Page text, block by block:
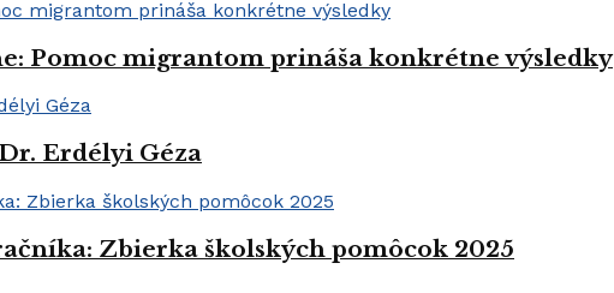
Pomoc migrantom prináša konkrétne výsledky
Erdélyi Géza
Zbierka školských pomôcok 2025